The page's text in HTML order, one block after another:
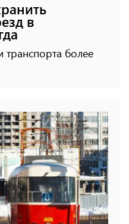
в
транспорта более